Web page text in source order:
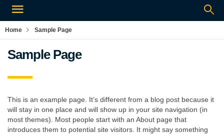
Home Sample Page
Sample Page
This is an example page. It’s different from a blog post because it
will stay in one place and will show up in your site navigation (in
most themes). Most people start with an About page that
introduces them to potential site visitors. It might say something